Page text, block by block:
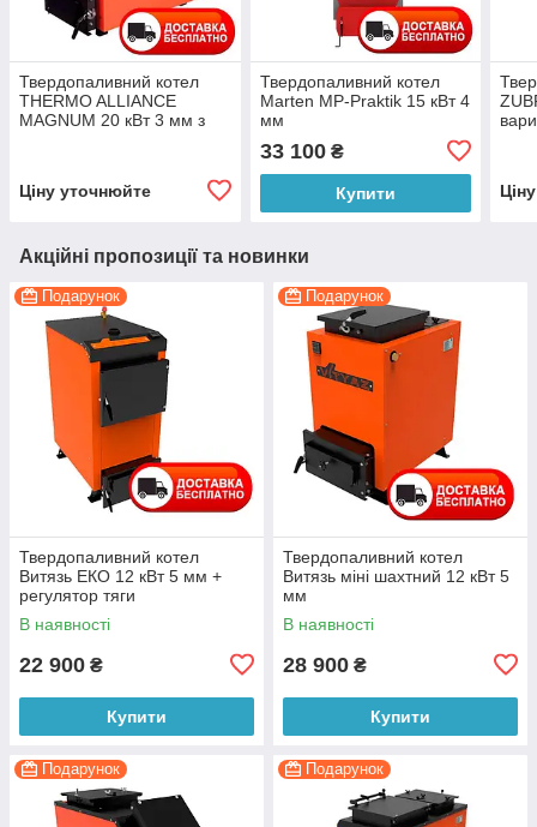
Твердопаливний котел
THERMO ALLIANCE
MAGNUM 20 кВт 3 мм з
Ціну уточнюйте
Твердопаливний котел
Marten MP-Praktik 15 кВт 4
мм
33 100₴
Купити
Акційні пропозиції та новинки
Подарунок
Твердопаливний котел
Витязь ЕКО 12 кВт 5 мм +
регулятор тяги
В наявності
22 900 ₴
Купити
Подарунок
Твердопаливний котел
Витязь міні шахтний 12 кВт 5
мм
В наявності
28 900 ₴
Купити
Подарунок Подарунок